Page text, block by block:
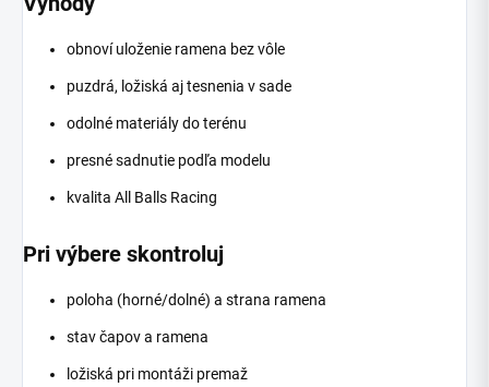
obnoví uloženie ramena bez vôle
puzdrá, ložiská aj tesnenia v sade
odolné materiály do terénu
presné sadnutie podľa modelu
kvalita All Balls Racing
Pri výbere skontroluj
poloha (horné/dolné) a strana ramena
stav čapov a ramena
ložiská pri montáži premaž